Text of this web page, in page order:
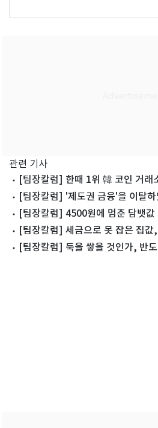
관련 기사
[팀장칼럼] 한때 1위 韓 코인 거래
[팀장칼럼] '제도권 금융'을 이탈
[팀장칼럼] 4500원에 멈춘 담뱃값
[팀장칼럼] 세금으로 못 잡은 집값
[팀장칼럼] 둑을 쌓을 것인가, 반